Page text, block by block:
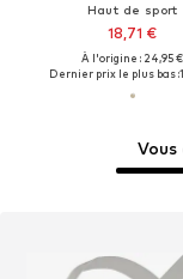
Haut de sport
18,71 €
À l'origine : 24,95 €
Dernier prix le plus bas :